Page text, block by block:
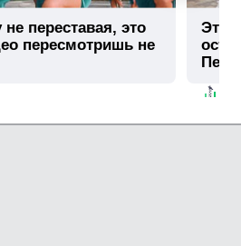
не переставая, это
пересмотришь не
Этот